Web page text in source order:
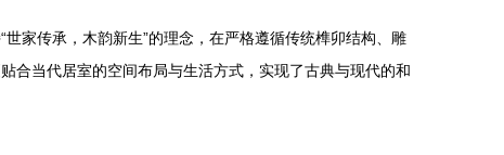
家传承，木韵新生”的理念，在严格遵循传统榫卯结构、雕
合当代居室的空间布局与生活方式，实现了古典与现代的和